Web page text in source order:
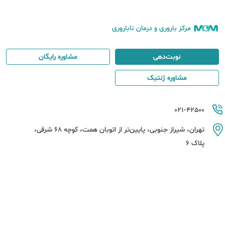
مرکز باروری و درمان ناباروری
021-42500
تهران، شیراز جنوبی، پایین‌تر از اتوبان همت، کوچه 68 شرقی،
پلاک 6
نوبت‌دهی مشاوره رایگان
مشاوره ژنتیک